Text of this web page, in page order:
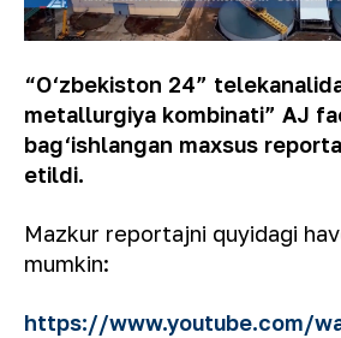
“O‘zbekiston 24”
metallurgiya kombinati” AJ
bag‘ishlangan maxsus
etildi.
Mazkur reportajni quyidagi
mumkin:
https://www.youtube.com/